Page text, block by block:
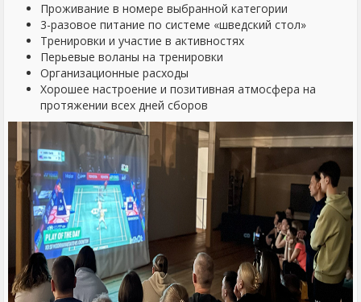
Проживание в номере выбранной категории
3-разовое питание по системе «шведский стол»
Тренировки и участие в активностях
Перьевые воланы на тренировки
Организационные расходы
Хорошее настроение и позитивная атмосфера на
протяжении всех дней сборов